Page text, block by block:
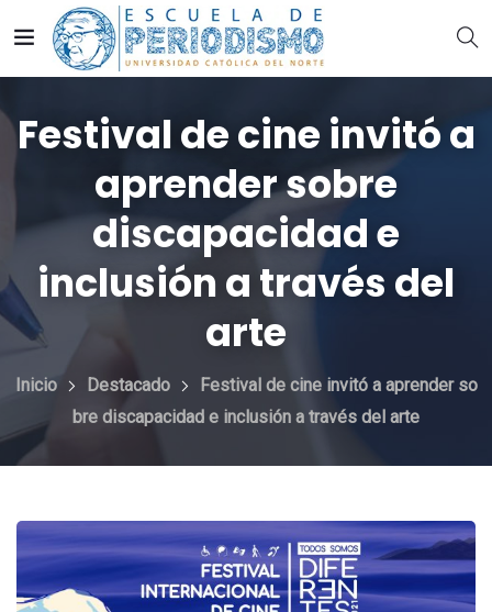
Festival de cine invitó a
aprender sobre
discapacidad e
inclusión a través del
arte
Inicio Destacado
Festival de cine invitó a aprender so
bre discapacidad e inclusión a través del arte